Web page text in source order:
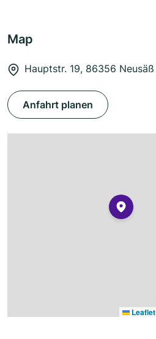
Map
Hauptstr. 19, 86356 Neusäß
Anfahrt planen
Leaflet